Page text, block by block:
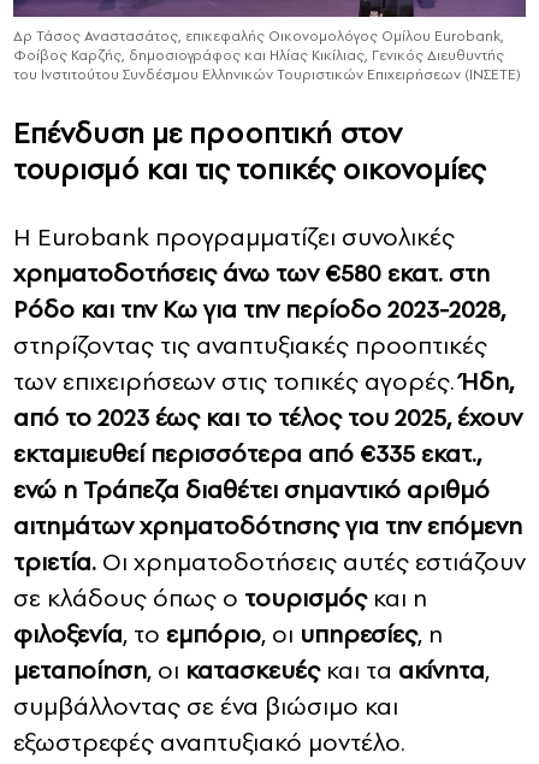
Δρ Τάσος Αναστασάτος, επικεφαλής Οικονομολόγος Ομίλου Eurobank,
Φοίβος Καρζής, δημοσιογράφος και Hλίας Κικίλιας, Γενικός Διευθυντής
του Ινστιτούτου Συνδέσμου Ελληνικών Τουριστικών Επιχειρήσεων (ΙΝΣΕΤΕ)
Επένδυση με προοπτική στον
τουρισμό και τις τοπικές οικονομίες
Η Eurobank προγραμματίζει συνολικές
χρηματοδοτήσεις άνω των €580 εκατ. στη
Ρόδο και την Κω για την περίοδο 2023-2028,
στηρίζοντας τις αναπτυξιακές προοπτικές
των επιχειρήσεων στις τοπικές αγορές.Ήδη,
από το 2023 έως και το τέλος του 2025, έχουν
εκταμιευθεί περισσότερα από €335 εκατ.,
ενώ η Τράπεζα διαθέτει σημαντικό αριθμό
αιτημάτων χρηματοδότησης για την επόμενη
τριετία. Οι χρηματοδοτήσεις αυτές εστιάζουν
σε κλάδους όπως ο τουρισμόςκαι η
φιλοξενία, το εμπόριο, οι υπηρεσίες, η
μεταποίηση, οι κατασκευέςκαι τα ακίνητα,
συμβάλλοντας σε ένα βιώσιμο και
εξωστρεφές αναπτυξιακό μοντέλο.